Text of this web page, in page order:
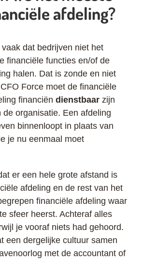
afdeling?
dat bedrijven niet het
financiële functies en/of de
halen. Dat is zonde en niet
Force moet de financiële
financiën dienstbaar zijn
de organisatie. Een afdeling
binnenloopt in plaats van
je nu eenmaal moet
er een hele grote afstand is
afdeling en de rest van het
financiële afdeling waar
sfeer heerst. Achteraf alles
je vooraf niets had gehoord.
een dergelijke cultuur samen
met de accountant of